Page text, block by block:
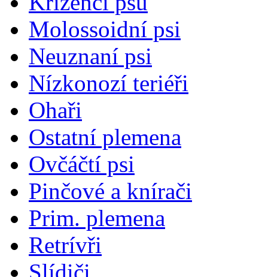
Molossoidní psi
Neuznaní psi
Nízkonozí teriéři
Ohaři
Ostatní plemena
Ovčáčtí psi
Pinčové a knírači
Prim. plemena
Retrívři